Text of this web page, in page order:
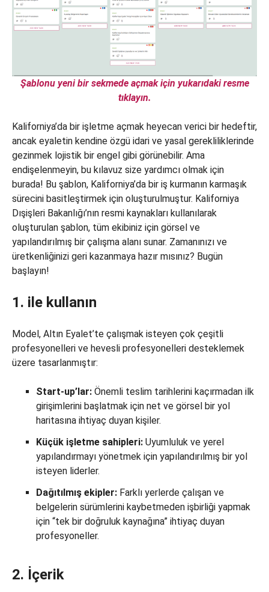
Şablonu yeni bir sekmede açmak için yukarıdaki resme
tıklayın.
Kaliforniya’da bir işletme açmak heyecan verici bir hedeftir,
ancak eyaletin kendine özgü idari ve yasal gerekliliklerinde
gezinmek lojistik bir engel gibi görünebilir. Ama
endişelenmeyin, bu kılavuz size yardımcı olmak için
burada! Bu şablon, Kaliforniya’da bir iş kurmanın karmaşık
sürecini basitleştirmek için oluşturulmuştur. Kaliforniya
Dışişleri Bakanlığı’nın resmi kaynakları kullanılarak
oluşturulan şablon, tüm ekibiniz için görsel ve
yapılandırılmış bir çalışma alanı sunar. Zamanınızı ve
üretkenliğinizi geri kazanmaya hazır mısınız? Bugün
başlayın!
1. ile kullanın
Model, Altın Eyalet’te çalışmak isteyen çok çeşitli
profesyonelleri ve hevesli profesyonelleri desteklemek
üzere tasarlanmıştır:
Start-up’lar: Önemli teslim tarihlerini kaçırmadan ilk
girişimlerini başlatmak için net ve görsel bir yol
haritasına ihtiyaç duyan kişiler.
Küçük işletme sahipleri: Uyumluluk ve yerel
yapılandırmayı yönetmek için yapılandırılmış bir yol
isteyen liderler.
Dağıtılmış ekipler: Farklı yerlerde çalışan ve
belgelerin sürümlerini kaybetmeden işbirliği yapmak
için “tek bir doğruluk kaynağına” ihtiyaç duyan
profesyoneller.
2. İçerik